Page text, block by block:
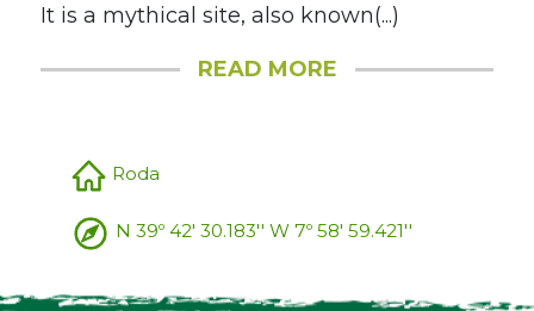
It is a mythical site, also known(...)
READ MORE
Roda
N 39º 42' 30.183'' W 7º 58' 59.421''